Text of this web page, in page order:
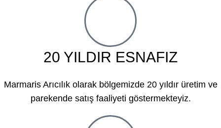
20 YILDIR ESNAFIZ
Marmaris Arıcılık olarak bölgemizde 20 yıldır üretim ve
parekende satış faaliyeti göstermekteyiz.